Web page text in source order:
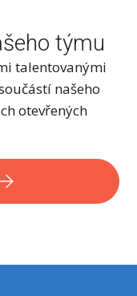
týmu
talentovanými
našeho
otevřených